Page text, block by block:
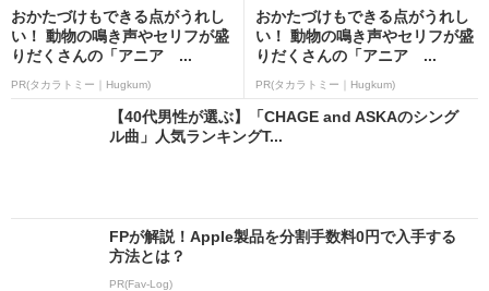
おかたづけもできる点がうれし
い！ 動物の鳴き声やセリフが盛
りだくさんの「アニア ...
PR(タカラトミー｜Hugkum)
おかたづけもできる点がうれし
い！ 動物の鳴き声やセリフが盛
りだくさんの「アニア ...
PR(タカラトミー｜Hugkum)
【40代男性が選ぶ】「CHAGE and ASKAのシング
ル曲」人気ランキングT...
FPが解説！Apple製品を分割手数料0円で入手する
方法とは？
PR(Fav-Log)